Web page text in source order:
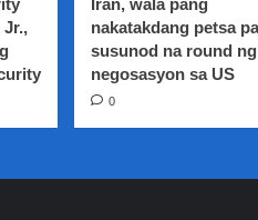
Jr.,
Iran, wala pang
nakatakdang petsa
susunod na round ng
negosasyon sa US
0